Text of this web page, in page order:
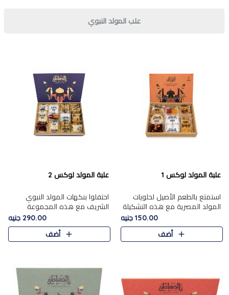
علب المولد النبوي
علبة المولد لوكس 1
استمتع بالطعم الأصيل لحلويات
المولد المصرية مع هذه التشكيلة
المختارة بعناية من 9 قطع. تتضمن
التشكيلة جوزرية مع فول،ملبان
150.00 جنيه
أضف
علبة المولد لوكس 2
احتفلوا بنكهات المولد النبوي
الشريف مع هذه المجموعة
الفاخرة المكونة من 19 قطعة،
والتي تم اختيارها بعناية فائقة لتُبرز
تشكيلة واسعة من الحلويات
290.00 جنيه
أضف